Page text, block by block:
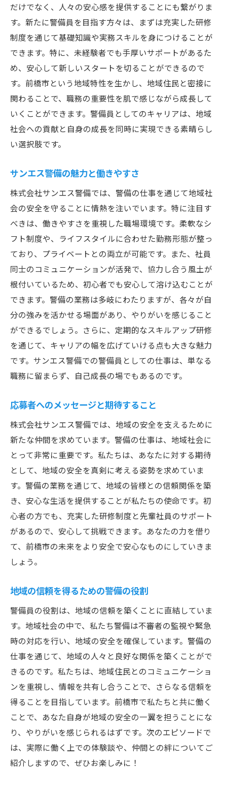
警備員としての成長とやりがい
応募者に求める人物像
現役警備員の声と体験談
地域の安全を守るための連携
警備の仕事に興味がある方前橋市で新しいキャ
リアをスタート
警備員としての第一歩を踏み出そう
興味を持った方へのメッセージ
キャリアチェンジに最適な職場
警備の仕事で得られるスキル
将来のキャリアビジョンを描く
前橋市で警備員として働こう安心のサポート体
制が整った職場
充実したサポート体制の紹介
安心して働ける環境づくり
福利厚生と待遇の充実
働きながらスキルアップ
長く働ける職場の魅力
地域の安全を守る前橋市で株式会社サンエス警
備の仲間になろう
地域の安全を第一に考える
応募から採用までの流れ
未来の安心を築くために
だけでなく、人々の安心感を提供することにも繋がりま
す。新たに警備員を目指す方々は、まずは充実した研修
制度を通じて基礎知識や実務スキルを身につけることが
できます。特に、未経験者でも手厚いサポートがあるた
め、安心して新しいスタートを切ることができるので
す。前橋市という地域特性を生かし、地域住民と密接に
関わることで、職務の重要性を肌で感じながら成長して
いくことができます。警備員としてのキャリアは、地域
社会への貢献と自身の成長を同時に実現できる素晴らし
い選択肢です。
サンエス警備の魅力と働きやすさ
株式会社サンエス警備では、警備の仕事を通じて地域社
会の安全を守ることに情熱を注いでいます。特に注目す
べきは、働きやすさを重視した職場環境です。柔軟なシ
フト制度や、ライフスタイルに合わせた勤務形態が整っ
ており、プライベートとの両立が可能です。また、社員
同士のコミュニケーションが活発で、協力し合う風土が
根付いているため、初心者でも安心して溶け込むことが
できます。警備の業務は多岐にわたりますが、各々が自
分の強みを活かせる場面があり、やりがいを感じること
ができるでしょう。さらに、定期的なスキルアップ研修
を通じて、キャリアの幅を広げていける点も大きな魅力
です。サンエス警備での警備員としての仕事は、単なる
職務に留まらず、自己成長の場でもあるのです。
応募者へのメッセージと期待すること
株式会社サンエス警備では、地域の安全を支えるために
新たな仲間を求めています。警備の仕事は、地域社会に
とって非常に重要です。私たちは、あなたに対する期待
として、地域の安全を真剣に考える姿勢を求めていま
す。警備の業務を通じて、地域の皆様との信頼関係を築
き、安心な生活を提供することが私たちの使命です。初
心者の方でも、充実した研修制度と先輩社員のサポート
があるので、安心して挑戦できます。あなたの力を借り
て、前橋市の未来をより安全で安心なものにしていきま
しょう。
地域の信頼を得るための警備の役割
警備員の役割は、地域の信頼を築くことに直結していま
す。地域社会の中で、私たち警備は不審者の監視や緊急
時の対応を行い、地域の安全を確保しています。警備の
仕事を通じて、地域の人々と良好な関係を築くことがで
きるのです。私たちは、地域住民とのコミュニケーショ
ンを重視し、情報を共有し合うことで、さらなる信頼を
得ることを目指しています。前橋市で私たちと共に働く
ことで、あなた自身が地域の安全の一翼を担うことにな
り、やりがいを感じられるはずです。次のエピソードで
は、実際に働く上での体験談や、仲間との絆についてご
紹介しますので、ぜひお楽しみに！